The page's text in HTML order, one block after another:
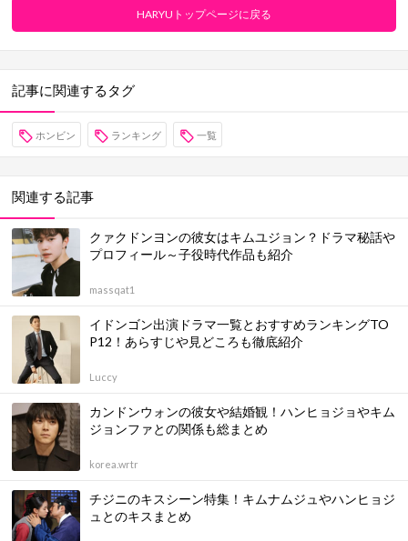
HARYUトップページに戻る
記事に関連するタグ
ホンビン ランキング 一覧
関連する記事
クァクドンヨンの彼女はキムユジョン？ドラマ秘話や
プロフィール～子役時代作品も紹介
massqat1
イドンゴン出演ドラマ一覧とおすすめランキングTO
P12！あらすじや見どころも徹底紹介
Luccy
カンドンウォンの彼女や結婚観！ハンヒョジョやキム
ジョンファとの関係も総まとめ
korea.wrtr
チジニのキスシーン特集！キムナムジュやハンヒョジ
ュとのキスまとめ